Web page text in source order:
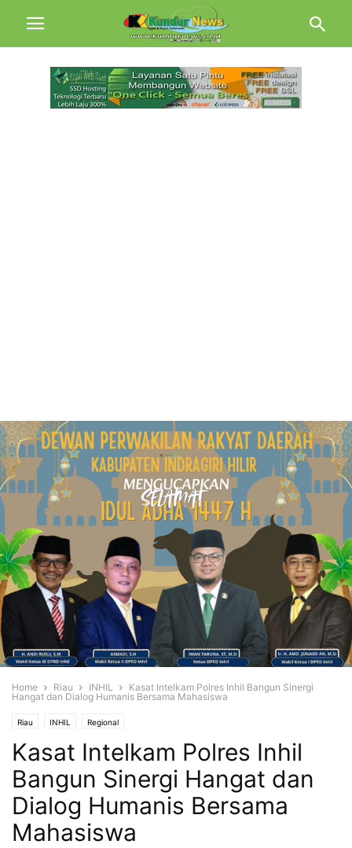
Home Riau INHIL
Kasat Intelkam Polres Inhil Bangun Sinergi
Hangat dan Dialog Humanis Bersama Mahasiswa
Riau INHIL Regional
Kasat Intelkam Polres Inhil
Bangun Sinergi Hangat dan
Dialog Humanis Bersama
Mahasiswa